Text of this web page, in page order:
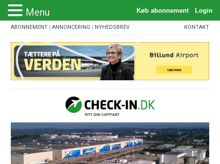
ABONNEMENT |ANNONCERING | NYHEDSBREV KONTAKT
Menu